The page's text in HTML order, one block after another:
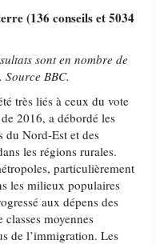
(136 conseils et 5034
sont en nombre de
Source BBC.
très liés à ceux du vote
2016, a débordé les
du Nord-Est et des
les régions rurales.
particulièrement
les milieux populaires
aux dépens des
moyennes
de l’immigration. Les